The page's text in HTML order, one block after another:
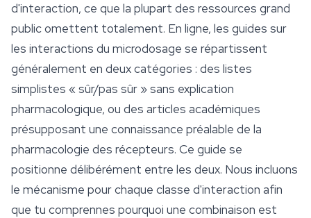
d'interaction, ce que la plupart des ressources grand
public omettent totalement. En ligne, les guides sur
les interactions du microdosage se répartissent
généralement en deux catégories : des listes
simplistes « sûr/pas sûr » sans explication
pharmacologique, ou des articles académiques
présupposant une connaissance préalable de la
pharmacologie des récepteurs. Ce guide se
positionne délibérément entre les deux. Nous incluons
le mécanisme pour chaque classe d'interaction afin
que tu comprennes pourquoi une combinaison est